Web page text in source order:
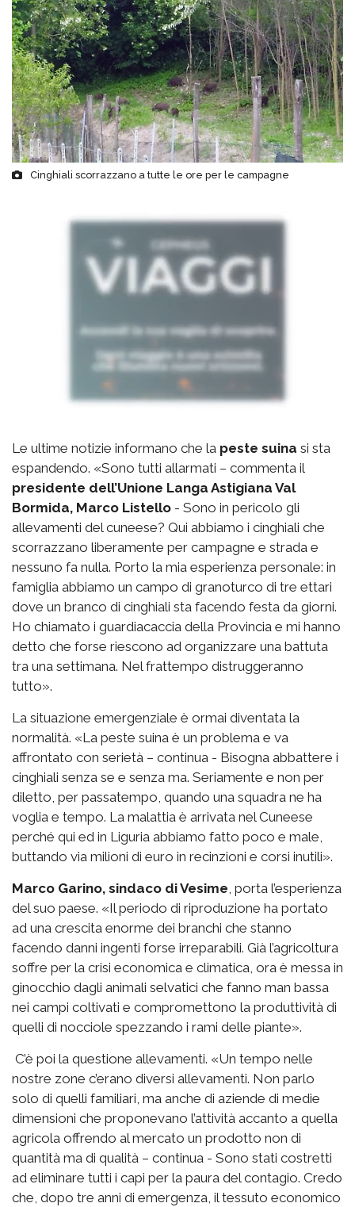
Cinghiali scorrazzano a tutte le ore per le campagne
Le ultime notizie informano che la peste suina si sta
espandendo. «Sono tutti allarmati – commenta il
presidente dell’Unione Langa Astigiana Val
Bormida, Marco Listello - Sono in pericolo gli
allevamenti del cuneese? Qui abbiamo i cinghiali che
scorrazzano liberamente per campagne e strada e
nessuno fa nulla. Porto la mia esperienza personale: in
famiglia abbiamo un campo di granoturco di tre ettari
dove un branco di cinghiali sta facendo festa da giorni.
Ho chiamato i guardiacaccia della Provincia e mi hanno
detto che forse riescono ad organizzare una battuta
tra una settimana. Nel frattempo distruggeranno
tutto».
La situazione emergenziale è ormai diventata la
normalità. «La peste suina è un problema e va
affrontato con serietà – continua - Bisogna abbattere i
cinghiali senza se e senza ma. Seriamente e non per
diletto, per passatempo, quando una squadra ne ha
voglia e tempo. La malattia è arrivata nel Cuneese
perché qui ed in Liguria abbiamo fatto poco e male,
buttando via milioni di euro in recinzioni e corsi inutili».
Marco Garino, sindaco di Vesime, porta l’esperienza
del suo paese. «Il periodo di riproduzione ha portato
ad una crescita enorme dei branchi che stanno
facendo danni ingenti forse irreparabili. Già l’agricoltura
soffre per la crisi economica e climatica, ora è messa in
ginocchio dagli animali selvatici che fanno man bassa
nei campi coltivati e compromettono la produttività di
quelli di nocciole spezzando i rami delle piante».
C’è poi la questione allevamenti. «Un tempo nelle
nostre zone c’erano diversi allevamenti. Non parlo
solo di quelli familiari, ma anche di aziende di medie
dimensioni che proponevano l’attività accanto a quella
agricola offrendo al mercato un prodotto non di
quantità ma di qualità – continua - Sono stati costretti
ad eliminare tutti i capi per la paura del contagio. Credo
che, dopo tre anni di emergenza, il tessuto economico